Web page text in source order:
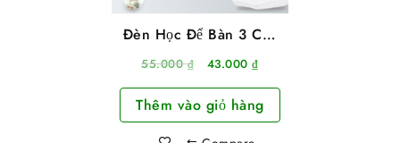
Đèn Học Để Bàn 3 Chế
Độ Sáng Dùng Pin Sạc
55.000₫
Giá
gốc
là:
55.000 ₫.
43.000₫Giá
hiện
tại
là:
Thêm vào giỏ hàng